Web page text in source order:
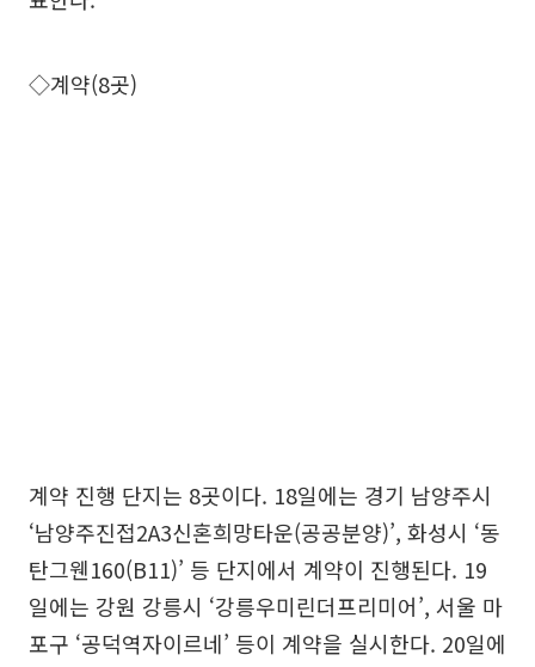
◇계약(8곳)
계약 진행 단지는 8곳이다. 18일에는 경기 남양주시
‘남양주진접2A3신혼희망타운(공공분양)’, 화성시 ‘동
탄그웬160(B11)’ 등 단지에서 계약이 진행된다. 19
일에는 강원 강릉시 ‘강릉우미린더프리미어’, 서울 마
포구 ‘공덕역자이르네’ 등이 계약을 실시한다. 20일에